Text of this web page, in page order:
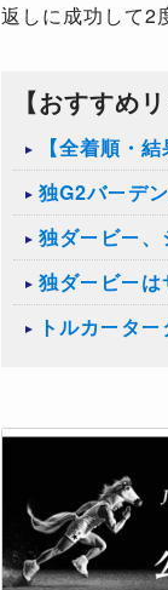
返しに成功して2
【おすすめ
【全着順・
独G2バーデ
独ダービー
独ダービー
トルカータ